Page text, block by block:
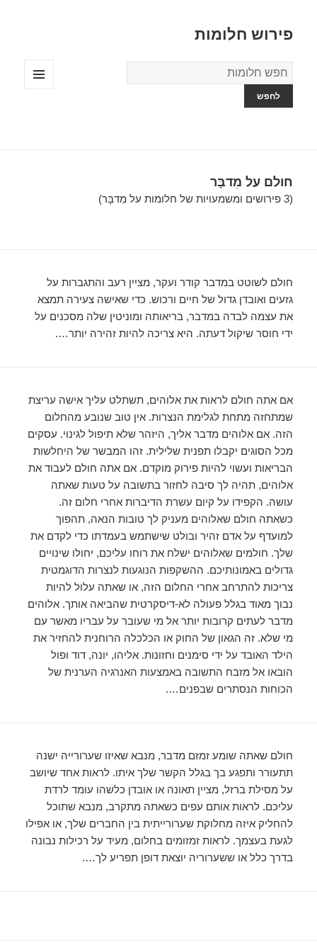
פירוש חלומות
מילון
החלומות
חולם על מִדבָּר
(3 פירושים ומשמעויות של חלומות על מִדבָּר)
חולם לשוטט במדבר קודר ועקר, מציין רעב והתגברות על
גזעים ואובדן גדול של חיים ורכוש. כדי שאישה צעירה תמצא
את עצמה לבדה במדבר, בריאותה ומוניטין שלה מסכנים על
ידי חוסר שיקול דעתה. היא צריכה להיות זהירה יותר….
אם אתה חולם לראות את אלוהים, תשתלט עליך אישה עריצת
שמתחזה מתחת לגלימת הנצרות. אין טוב שנובע מהחלום
הזה. אם אלוהים מדבר אליך, היזהר שלא תיפול לגינוי. עסקים
מכל הסוגים יקבלו תפנית שלילית. זהו המבשר של היחלשות
הבריאות ועשוי להיות פירוק מוקדם. אם אתה חולם לעבוד את
אלוהים, תהיה לך סיבה לחזור בתשובה על טעות שאתה
עושה. הקפידו על קיום עשרת הדיברות אחרי חלום זה.
כשאתה חולם שאלוהים מעניק לך טובות הנאה, תהפוך
למועדף על אדם זהיר ובולט שישתמש בעמדתו כדי לקדם את
שלך. חולמים שאלוהים ישלח את רוחו עליכם, יחולו שינויים
גדולים באמונותיכם. ההשקפות הנוגעות לנצרות הדוגמטית
צריכות להתרחב אחרי החלום הזה, או שאתה עלול להיות
נבוך מאוד בגלל פעולה לא-דיסקרטית שהביאה אותך. אלוהים
מדבר לעתים קרובות יותר אל מי שעובר על עבריו מאשר עם
מי שלא. זה הגאון של החוק או הכלכלה הרוחנית להחזיר את
הילד האובד על ידי סימנים וחזונות. אליהו, יונה, דוד ופול
הובאו אל מזבח התשובה באמצעות האנרגיה הערנית של
הכוחות הנסתרים שבפנים….
חולם שאתה שומע זמזם מדבר, מנבא שאיזו שערורייה ישנה
תתעורר ותפגע בך בגלל הקשר שלך איתו. לראות אחד שיושב
על מסילת ברזל, מציין תאונה או אובדן כלשהו עומד לרדת
עליכם. לראות אותם עפים כשאתה מתקרב, מנבא שתוכל
להחליק איזה מחלוקת שערורייתית בין החברים שלך, או אפילו
לגעת בעצמך. לראות זמזומים בחלום, מעיד על רכילות נבונה
בדרך כלל או ששערוריה יוצאת דופן תפריע לך….